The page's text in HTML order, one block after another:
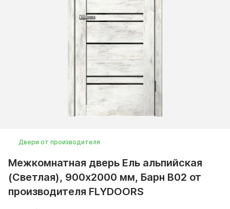
Двери от производителя
Межкомнатная дверь Ель альпийская
(Светлая), 900x2000 мм, Барн B02 от
производителя FLYDOORS